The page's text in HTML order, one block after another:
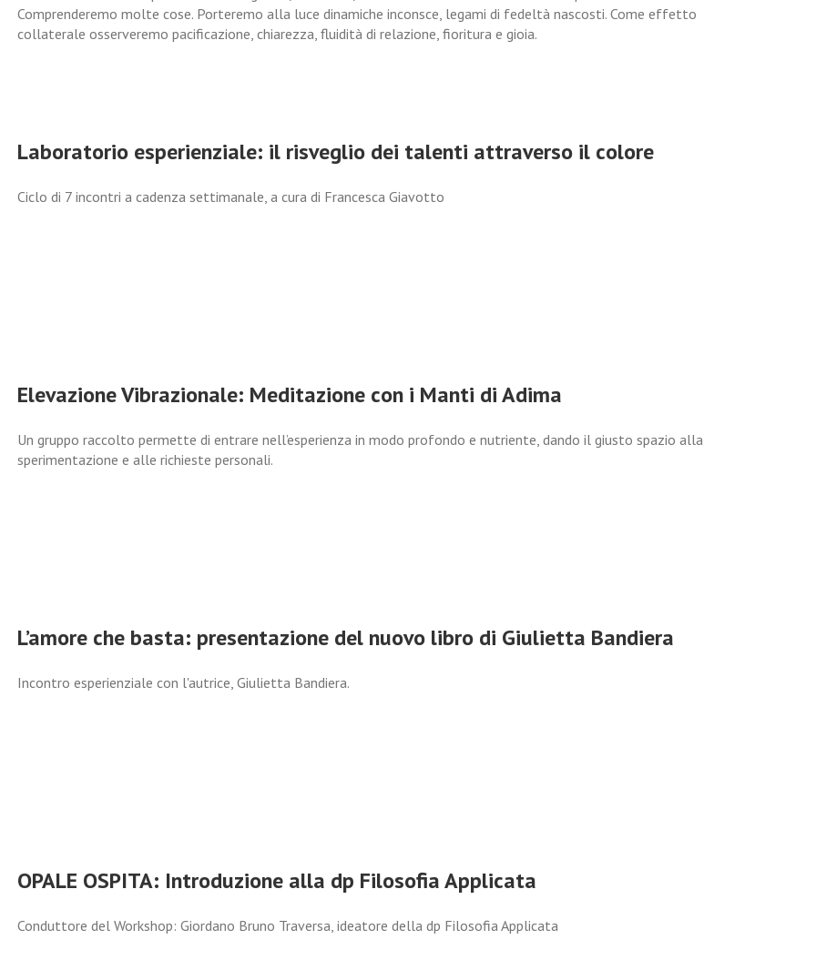
Comprenderemo molte cose. Porteremo alla luce dinamiche inconsce, legami di fedeltà nascosti. Come effetto
collaterale osserveremo pacificazione, chiarezza, fluidità di relazione, fioritura e gioia.
Laboratorio esperienziale: il risveglio dei talenti attraverso il colore
Ciclo di 7 incontri a cadenza settimanale, a cura di Francesca Giavotto
Elevazione Vibrazionale: Meditazione con i Manti di Adima
Un gruppo raccolto permette di entrare nell’esperienza in modo profondo e nutriente, dando il giusto spazio alla
sperimentazione e alle richieste personali.
L’amore che basta: presentazione del nuovo libro di Giulietta Bandiera
Incontro esperienziale con l'autrice, Giulietta Bandiera.
OPALE OSPITA: Introduzione alla dp Filosofia Applicata
Conduttore del Workshop: Giordano Bruno Traversa, ideatore della dp Filosofia Applicata